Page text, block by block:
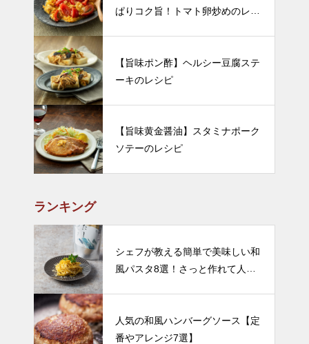
ぱりコク旨！トマト卵炒めのレシ
【旨味ポン酢】ヘルシー豆腐ステ
ーキのレシピ
【旨味黄金醤油】スタミナポーク
ソテーのレシピ
ランキング
シェフが教える簡単で美味しい和
風パスタ8選！さっと作れて人気
人気の和風ハンバーグソース【定
番やアレンジ7選】